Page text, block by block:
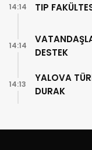
TIP
14:14
DESTEK
14:14
YALOVA
DURAK
14:13